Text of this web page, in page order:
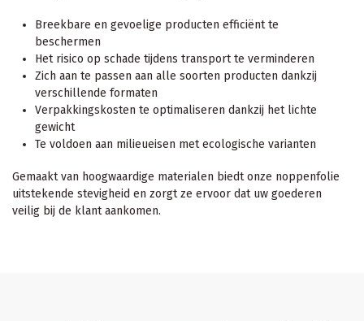
Breekbare en gevoelige producten efficiënt te
beschermen
Het risico op schade tijdens transport te verminderen
Zich aan te passen aan alle soorten producten dankzij
verschillende formaten
Verpakkingskosten te optimaliseren dankzij het lichte
gewicht
Te voldoen aan milieueisen met ecologische varianten
Gemaakt van hoogwaardige materialen biedt onze noppenfolie
uitstekende stevigheid en zorgt ze ervoor dat uw goederen
veilig bij de klant aankomen.